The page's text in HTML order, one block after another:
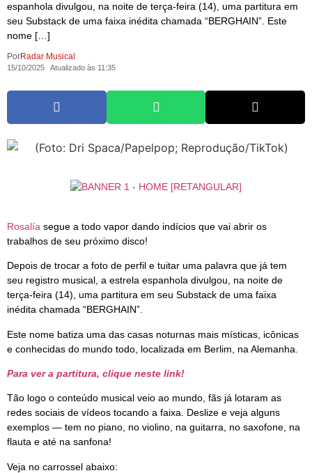
espanhola divulgou, na noite de terça-feira (14), uma partitura em
seu Substack de uma faixa inédita chamada “BERGHAIN”. Este
nome […]
PorRadar Musical
15/10/2025 Atualizado às 11:35
Rosalía segue a todo vapor dando indícios que vai abrir os
trabalhos de seu próximo disco!
Depois de trocar a foto de perfil e tuitar uma palavra que já tem
seu registro musical, a estrela espanhola divulgou, na noite de
terça-feira (14), uma partitura em seu Substack de uma faixa
inédita chamada “BERGHAIN”.
Este nome batiza uma das casas noturnas mais místicas, icônicas
e conhecidas do mundo todo, localizada em Berlim, na Alemanha.
Para ver a partitura, clique neste link!
Tão logo o conteúdo musical veio ao mundo, fãs já lotaram as
redes sociais de vídeos tocando a faixa. Deslize e veja alguns
exemplos — tem no piano, no violino, na guitarra, no saxofone, na
flauta e até na sanfona!
Veja no carrossel abaixo: